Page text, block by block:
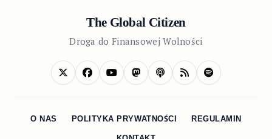
The Global Citizen
Droga do Finansowej Wolności
O NAS POLITYKA PRYWATNOŚCI REGULAMIN